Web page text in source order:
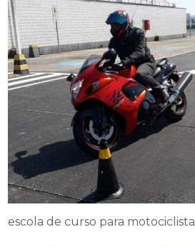
escola de curso para motociclista